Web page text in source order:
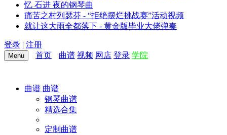
忆 石进 夜的钢琴曲
痛苦之村列瑟芬 - “拒绝摆烂挑战赛”活动视频
就让这大雨全都落下 - 黄金版毕业大佬弹奏
登录 | 注册
Menu 首页 曲谱 视频 网店 登录 学院
曲谱 曲谱
钢琴曲谱
精选合集
定制曲谱